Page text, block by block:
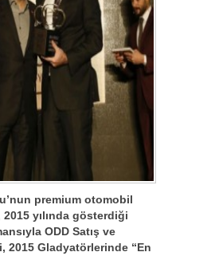
premium otomobil
yılında gösterdiği
ODD Satış ve
2015 Gladyatörlerinde “En